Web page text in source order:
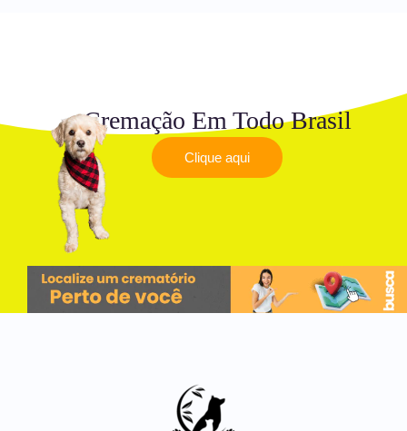
Cremação Em Todo Brasil
Clique aqui